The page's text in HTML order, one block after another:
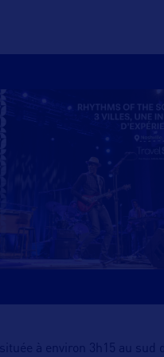
à environ 3h15 au sud d’